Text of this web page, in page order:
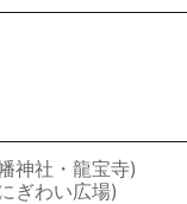
神社・龍宝寺)
ぎわい広場)